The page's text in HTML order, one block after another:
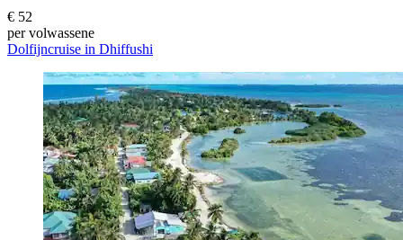
€ 52
per volwassene
Dolfijncruise in Dhiffushi